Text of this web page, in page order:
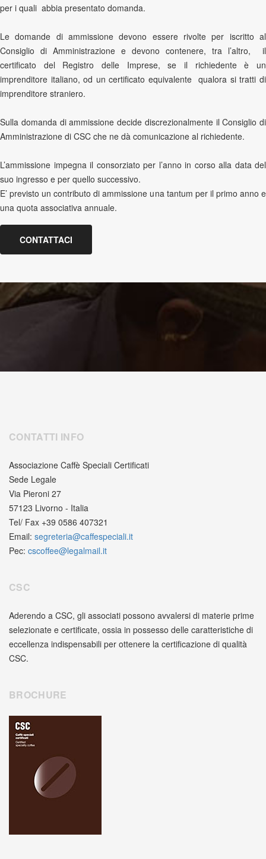
per i quali abbia presentato domanda.
Le domande di ammissione devono essere rivolte per iscritto al
Consiglio di Amministrazione e devono contenere, tra l’altro, il
certificato del Registro delle Imprese, se il richiedente è un
imprenditore italiano, od un certificato equivalente qualora si tratti di
imprenditore straniero.
Sulla domanda di ammissione decide discrezionalmente il Consiglio di
Amministrazione di CSC che ne dà comunicazione al richiedente.
L’ammissione impegna il consorziato per l’anno in corso alla data del
suo ingresso e per quello successivo.
E’ previsto un contributo di ammissione una tantum per il primo anno e
una quota associativa annuale.
CONTATTACI
CONTATTI INFO
Associazione Caffè Speciali Certificati
Sede Legale
Via Pieroni 27
57123 Livorno - Italia
Tel/ Fax +39 0586 407321
Email: segreteria@caffespeciali.it
Pec: cscoffee@legalmail.it
CSC
Aderendo a CSC, gli associati possono avvalersi di materie prime
selezionate e certificate, ossia in possesso delle caratteristiche di
eccellenza indispensabili per ottenere la certificazione di qualità
CSC.
BROCHURE